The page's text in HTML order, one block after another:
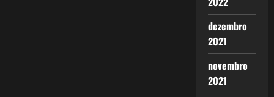
dezembro
2021
novembro
2021